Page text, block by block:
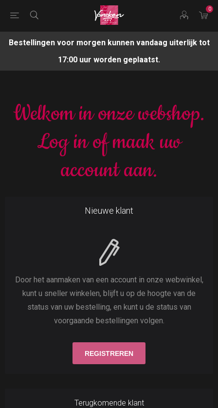
0
Bestellingen voor morgen kunnen vandaag uiterlijk tot
17:00 uur worden geplaatst.
Welkom in onze webshop.
Log in of maak uw
account aan.
Nieuwe klant
Door het aanmaken van een account in onze webwinkel,
kunt u sneller winkelen, blijft u op de hoogte van de
status van uw bestelling, en kunt u de status van
voorgaande bestellingen volgen.
Terugkomende klant